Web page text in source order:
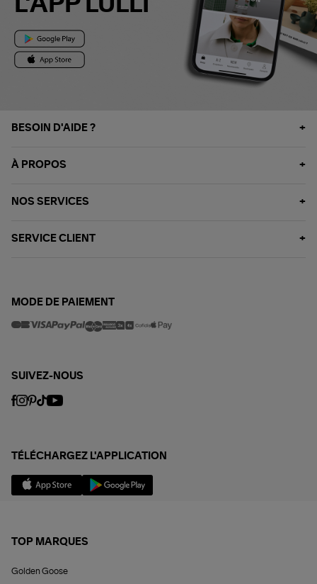
L'APP LULLI
BESOIN D'AIDE ?
À PROPOS
NOS SERVICES
SERVICE CLIENT
MODE DE PAIEMENT
SUIVEZ-NOUS
TÉLÉCHARGEZ L'APPLICATION
TOP MARQUES
Golden Goose